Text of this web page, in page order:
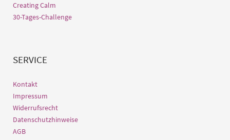
Creating Calm
30-Tages-Challenge
SERVICE
Kontakt
Impressum
Widerrufsrecht
Datenschutzhinweise
AGB